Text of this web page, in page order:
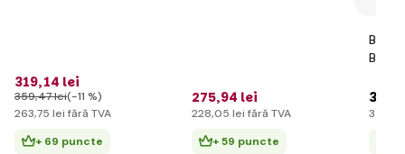
319,14 lei
359,47 lei(-11 %)
263,75 lei fără TVA
+ 69 puncte
275,94 lei
228,05 lei fără TVA
+ 59 puncte
BFR
3 787
3 130